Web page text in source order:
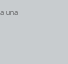
una